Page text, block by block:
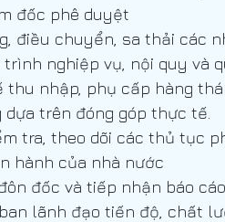
- K Phòng Kỹ Thuật Công
Nhân Viên Hồ Sơ (Thuộc
( Trưởng Phòng Triển Khai
đốc phê duyệt
điều chuyển, sa thải các
nghiệp vụ, nội quy và
nhập, phụ cấp hàng
trên đóng góp thực tế.
tra, theo dõi các thủ tục
hành của nhà nước
đốc và tiếp nhận báo
lãnh đạo tiến độ, chất